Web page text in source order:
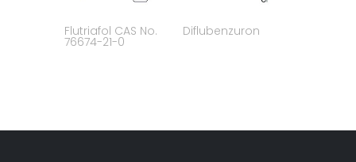
Flutriafol CAS No.
76674-21-0
Diflubenzuron